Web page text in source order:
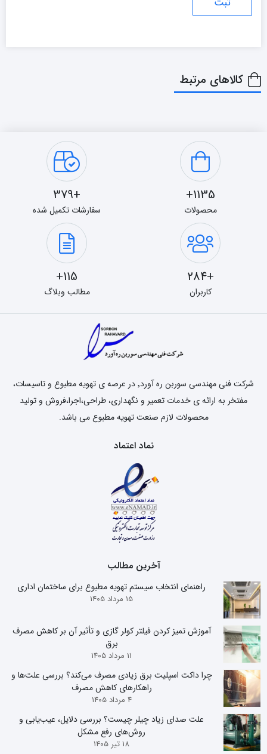
کالاهای مرتبط
1135+
محصولات
+379
سفارشات تکمیل شده
+284
کاربران
115+
مطالب وبلاگ
شرکت فنی مهندسی سوربن ره آورد٬ در عرصه ی تهویه مطبوع و تاسیسات،
مفتخر به ارائه ی خدمات تعمیر و نگهداری، طراحی،اجرا،فروش و تولید
محصولات لازم صنعت تهویه مطبوع می باشد.
نماد اعتماد
آخرین مطالب
راهنمای انتخاب سیستم تهویه مطبوع برای ساختمان اداری
15 مرداد 1405
آموزش تمیز کردن فیلتر کولر گازی و تأثیر آن بر کاهش مصرف
برق
11 مرداد 1405
چرا داکت اسپلیت برق زیادی مصرف می‌کند؟ بررسی علت‌ها و
راهکارهای کاهش مصرف
4 مرداد 1405
علت صدای زیاد چیلر چیست؟ بررسی دلایل، عیب‌یابی و
روش‌های رفع مشکل
18 تیر 1405